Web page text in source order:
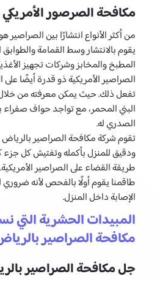
مكافحة الصرصور
من أكثر الأنواع انتشارًا بين
يقوم بالانتشار وسط القمامة
المطبخ والمخابز وشركات تجهيز
الصراصير الأمريكية ذو قدرة أيضًا على
تفعل ذلك. حيث يمكن معرفته من خلال
البني المحمر، مع تواجد حواف
الصدري له.
تقوم شركة مكافحة الصراصير
ودقيق للمنزل بأكمله وتفتيش كل جزء
طريقة القضاء على الصراصير الأمريكية.
طاقمنا يقوم أولًا بالفحص لأنه
الإصابة داخل المنزل.
المبيدات الحشرية التي
مكافحة الصراصير
جل مكافحة الصراصير